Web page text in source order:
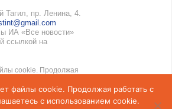
Тагил, пр. Ленина, 4.
ИА «Все новости»
ссылкой на
cookie. Продолжая
вПолитике
об обработке
файлы cookie. Продолжая работать с
с использованием cookie.